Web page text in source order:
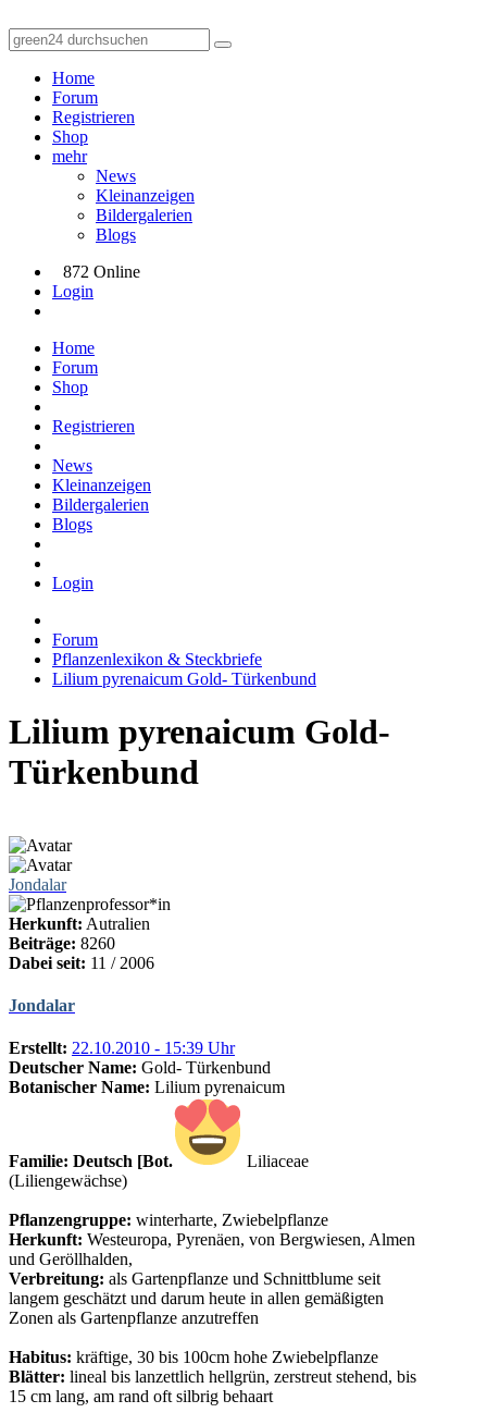
Home
Forum
Registrieren
Shop
mehr
News
Kleinanzeigen
Bildergalerien
Blogs
872 Online
Login
Home
Forum
Shop
Registrieren
News
Kleinanzeigen
Bildergalerien
Blogs
Login
Forum
Pflanzenlexikon & Steckbriefe
Lilium pyrenaicum Gold- Türkenbund
Lilium pyrenaicum Gold-
Türkenbund
Jondalar
Herkunft: Autralien
Beiträge: 8260
Dabei seit: 11 / 2006
Jondalar
Erstellt: 22.10.2010 - 15:39 Uhr
Deutscher Name: Gold- Türkenbund
Botanischer Name: Lilium pyrenaicum
Familie: Deutsch [Bot.
Liliaceae
(Liliengewächse)
Pflanzengruppe: winterharte, Zwiebelpflanze
Herkunft: Westeuropa, Pyrenäen, von Bergwiesen, Almen
und Geröllhalden,
Verbreitung: als Gartenpflanze und Schnittblume seit
langem geschätzt und darum heute in allen gemäßigten
Zonen als Gartenpflanze anzutreffen
Habitus: kräftige, 30 bis 100cm hohe Zwiebelpflanze
Blätter: lineal bis lanzettlich hellgrün, zerstreut stehend, bis
15 cm lang, am rand oft silbrig behaart